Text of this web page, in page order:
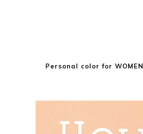
Personal color for WOMEN